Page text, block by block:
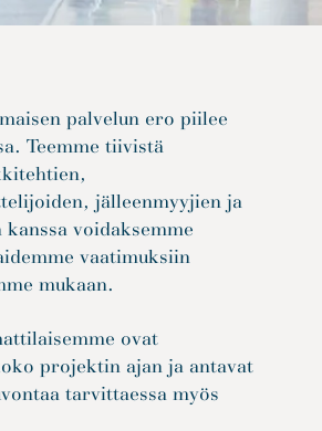
palvelun ero piilee
Teemme tiivistä
jälleenmyyjien ja
voidaksemme
vaatimuksiin
mukaan.
ovat
projektin ajan ja antavat
tarvittaessa myös